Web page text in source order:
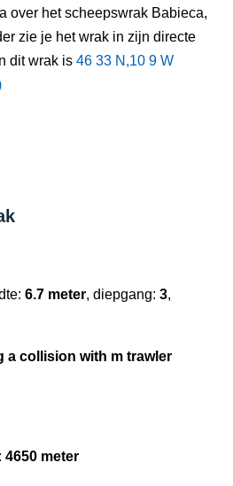
over het scheepswrak Babieca,
zie je het wrak in zijn directe
dit wrak is 46 33 N,10 9 W
6.7 meter, diepgang: 3,
a collision with m trawler
4650 meter